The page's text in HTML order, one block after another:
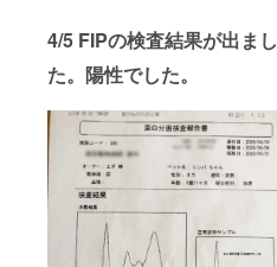
4/5 FIPの検査結果が出まし
た。陽性でした。